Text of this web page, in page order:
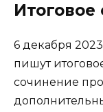
Итоговое
6 декабря
пишут
сочинение